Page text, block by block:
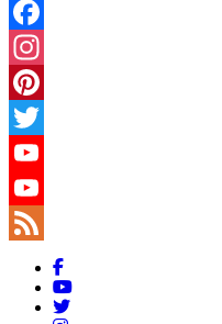
Facebook
Instagram
Pinterest
Twitter
YouTube
YouTube
Channel